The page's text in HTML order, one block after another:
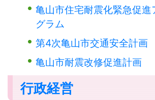
亀山市住宅耐震化緊急促進
グラム
第4次亀山市交通安全計画
亀山市耐震改修促進計画
行政経営